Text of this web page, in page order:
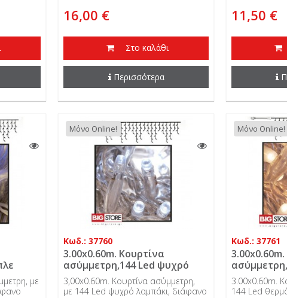
επεκτεινόμενη και εξωτερικής
χρήσης.
16,00 €
Στο καλάθι
Περισσότερα
εξωτερικής
11,50 €
με
Μόνο Online!
Κωδ.: 37760
3.00x0.60m. Κουρτίνα
ασύμμετρη,144 Led ψυχρό
λαμπάκι, διάφανο καλώδιο,
31V, επεκτεινόμενη
3,00x0.60m. Κουρτίνα ασύμμετρη,
με 144 Led ψυχρό λαμπάκι, διάφανο
Μόνο Online!
Κωδ.: 37761
λαμπάκι,
31V,
3.00x0.60m.
144 Led